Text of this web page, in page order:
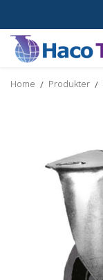
Skip
content
Home / Produkter /